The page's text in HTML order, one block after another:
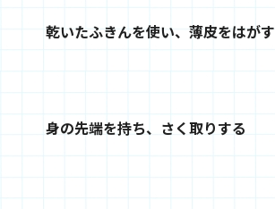
乾いたふきんを使い、薄皮をはがす
身の先端を持ち、さく取りする